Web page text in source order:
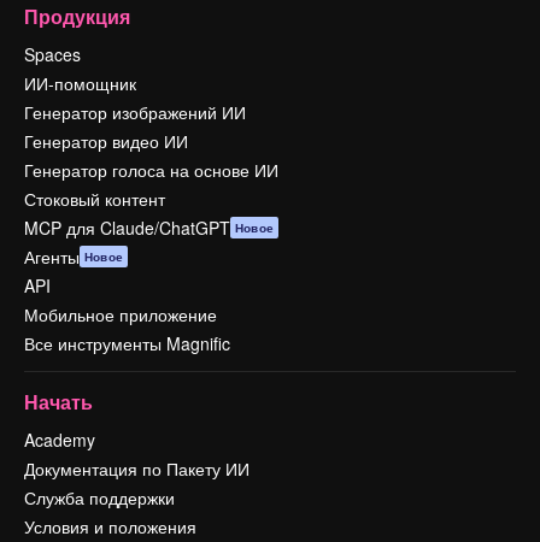
Продукция
Spaces
ИИ-помощник
Генератор изображений ИИ
Генератор видео ИИ
Генератор голоса на основе ИИ
Стоковый контент
MCP для Claude/ChatGPT Новое
Агенты Новое
API
Мобильное приложение
Все инструменты Magnific
Начать
Academy
Документация по Пакету ИИ
Служба поддержки
Условия и положения